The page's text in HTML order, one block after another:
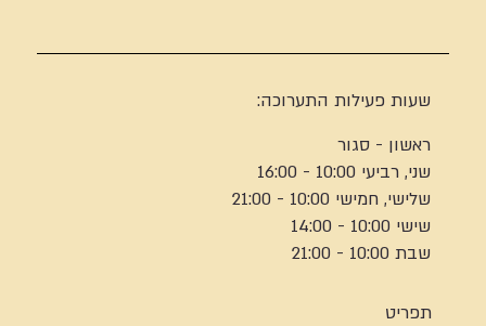
שעות פעילות התערוכה:
ראשון - סגור
שני, רביעי 10:00 - 16:00
שלישי, חמישי 10:00 - 21:00
שישי 10:00 - 14:00
שבת 10:00 - 21:00
תפריט